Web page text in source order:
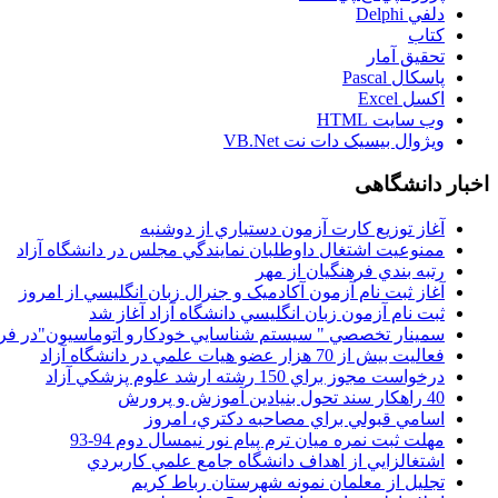
دلفي Delphi
کتاب
تحقيق آمار
پاسکال Pascal
اکسل Excel
وب سايت HTML
ويژوال بيسيک دات نت VB.Net
اخبار دانشگاهی
آغاز توزيع کارت آزمون دستياري از دوشنبه
ممنوعيت اشتغال داوطلبان نمايندگي مجلس در دانشگاه آزاد
رتبه بندي فرهنگيان از مهر
آغاز ثبت نام آزمون آکادميک و جنرال زبان انگليسي از امروز
ثبت نام آزمون زبان انگليسي دانشگاه آزاد آغاز شد
سمينار تخصصي " سيستم شناسايي خودکارو اتوماسيون"در
فعاليت بيش از 70 هزار عضو هيات علمي در دانشگاه آزاد
درخواست مجوز براي 150 رشته ارشد علوم پزشکي آزاد
40 راهکار سند تحول بنيادين آموزش و پرورش
اسامي قبولي براي مصاحبه دکتري، امروز
مهلت ثبت نمره میان ترم پیام نور نیمسال دوم 94-93
اشتغالزايي از اهداف دانشگاه جامع علمي کاربردي
تجليل از معلمان نمونه شهرستان رباط کريم